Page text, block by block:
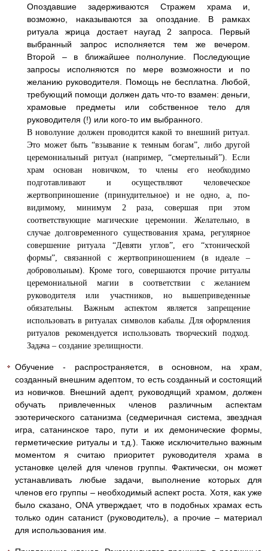
Опоздавшие задерживаются Стражем храма и,
возможно, наказываются за опоздание. В рамках
ритуала жрица достает наугад 2 запроса. Первый
выбранный запрос исполняется тем же вечером.
Второй – в ближайшее полнолуние. Последующие
запросы исполняются по мере возможности и по
желанию руководителя. Помощь не бесплатна. Любой,
требующий помощи должен дать что-то взамен: деньги,
храмовые предметы или собственное тело для
руководителя (!) или кого-то им выбранного.
В новолуние должен проводится какой то внешний ритуал.
Это может быть “взывание к темным богам”, либо другой
церемониальный ритуал (например, “смертельный”). Если
храм основан новичком, то члены его необходимо
подготавливают и осуществляют человеческое
жертвоприношение (принудительное) и не одно, а, по-
видимому, минимум 2 раза, совершая при этом
соответствующие магические церемонии. Желательно, в
случае долговременного существования храма, регулярное
совершение ритуала “Девяти углов”, его “хтонической
формы”, связанной с жертвоприношением (в идеале –
добровольным). Кроме того, совершаются прочие ритуалы
церемониальной магии в соответствии
с желанием
руководителя или участников, но вышеприведенные
обязательны. Важным аспектом является запрещение
использовать в ритуалах символов кабалы. Для оформления
ритуалов рекомендуется использовать творческий подход.
Задача – создание зрелищности.
Обучение - распространяется, в основном, на храм,
созданный внешним адептом, то есть созданный и состоящий
из новичков. Внешний адепт, руководящий храмом, должен
обучать привлеченных членов различным аспектам
эзотерического сатанизма (седмеричная система, звездная
игра, сатанинское таро, пути и их демонические формы,
герметические ритуалы и т.д.). Также исключительно важным
моментом я считаю приоритет руководителя храма в
установке целей для членов группы. Фактически, он может
устанавливать любые задачи, выполнение которых для
членов его группы – необходимый аспект роста. Хотя, как уже
было сказано, ONA утверждает, что в подобных храмах есть
только один сатанист (руководитель), а прочие – материал
для использования им.